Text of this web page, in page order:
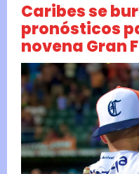
Caribes se
pronósticos
novena Gran